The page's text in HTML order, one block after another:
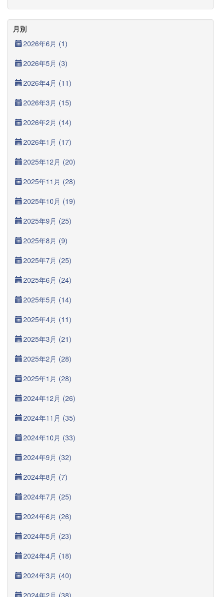
月別
2026年6月 (1)
2026年5月 (3)
2026年4月 (11)
2026年3月 (15)
2026年2月 (14)
2026年1月 (17)
2025年12月 (20)
2025年11月 (28)
2025年10月 (19)
2025年9月 (25)
2025年8月 (9)
2025年7月 (25)
2025年6月 (24)
2025年5月 (14)
2025年4月 (11)
2025年3月 (21)
2025年2月 (28)
2025年1月 (28)
2024年12月 (26)
2024年11月 (35)
2024年10月 (33)
2024年9月 (32)
2024年8月 (7)
2024年7月 (25)
2024年6月 (26)
2024年5月 (23)
2024年4月 (18)
2024年3月 (40)
2024年2月 (38)